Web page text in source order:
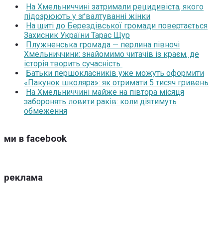
На Хмельниччині затримали рецидивіста, якого
підозрюють у зґвалтуванні жінки
На щиті до Берездівської громади повертається
Захисник України Тарас Щур
Плужненська громада — перлина півночі
Хмельниччини: знайомимо читачів із краєм, де
історія творить сучасність
Батьки першокласників уже можуть оформити
«Пакунок школяра»: як отримати 5 тисяч гривень
На Хмельниччині майже на півтора місяця
заборонять ловити раків: коли діятимуть
обмеження
ми в facebook
реклама